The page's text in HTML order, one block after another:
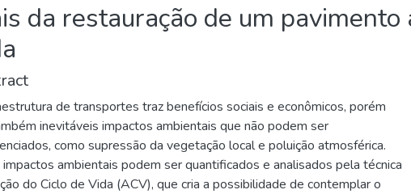
da restauração de um pavimento
de transportes traz benefícios sociais e econômicos, porém
inevitáveis impactos ambientais que não podem ser
como supressão da vegetação local e poluição atmosférica.
ambientais podem ser quantificados e analisados pela técnica
do Ciclo de Vida (ACV), que cria a possibilidade de contemplar o